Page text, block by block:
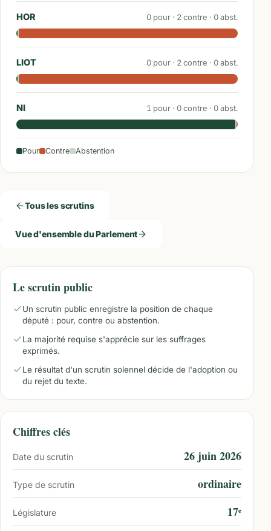
HOR 0 pour · 2 contre · 0abst.
LIOT 0 pour · 2 contre · 0abst.
NI 1 pour · 0contre · 0abst.
Pour Contre Abstention
Tous les scrutins
Vue d'ensemble du Parlement
Le scrutin public
Un scrutin public enregistre la position de chaque
député : pour, contre ou abstention.
La majorité requise s'apprécie sur les suffrages
exprimés.
Le résultat d'un scrutin solennel décide de l'adoption ou
du rejet du texte.
Chiffres clés
Date du scrutin 26 juin 2026
Type de scrutin ordinaire
Législature 17ᵉ